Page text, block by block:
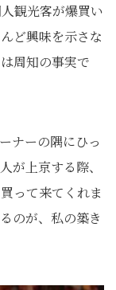
観光客が爆買い
ど興味を示さな
周知の事実で
ナーの隅にひっ
が上京する際、
って来てくれま
のが、私の築き